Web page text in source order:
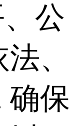
公
、
确保